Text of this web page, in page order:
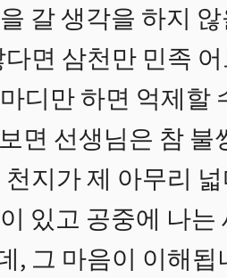
갈 생각을 하지
면 삼천만 민족
디만 하면 억제할
면 선생님은 참
지가 제 아무리
있고 공중에 나
, 그 마음이 이해됩